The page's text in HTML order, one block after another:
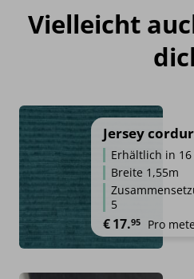
Vielleicht
Jersey
Erhältlich in
Breite 1,55m
5
€17.95 Pro